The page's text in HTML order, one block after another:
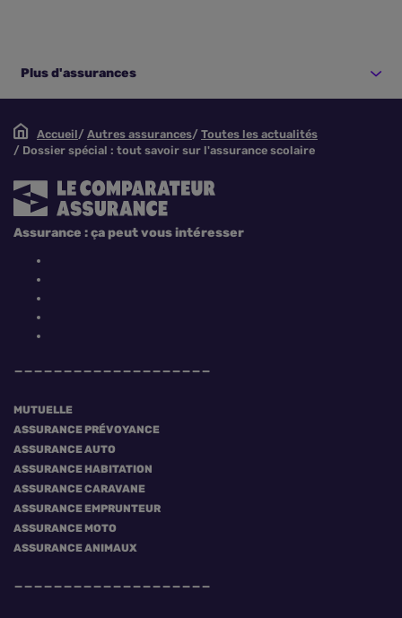
Plus d'assurances
Accueil Autres assurances
Toutes les actualités
Dossier spécial : tout savoir sur l'assurance scolaire
MUTUELLE
ASSURANCE PRÉVOYANCE
ASSURANCE AUTO
ASSURANCE HABITATION
ASSURANCE CARAVANE
ASSURANCE EMPRUNTEUR
ASSURANCE MOTO
ASSURANCE ANIMAUX
Assurance : ça peut vous intéresser